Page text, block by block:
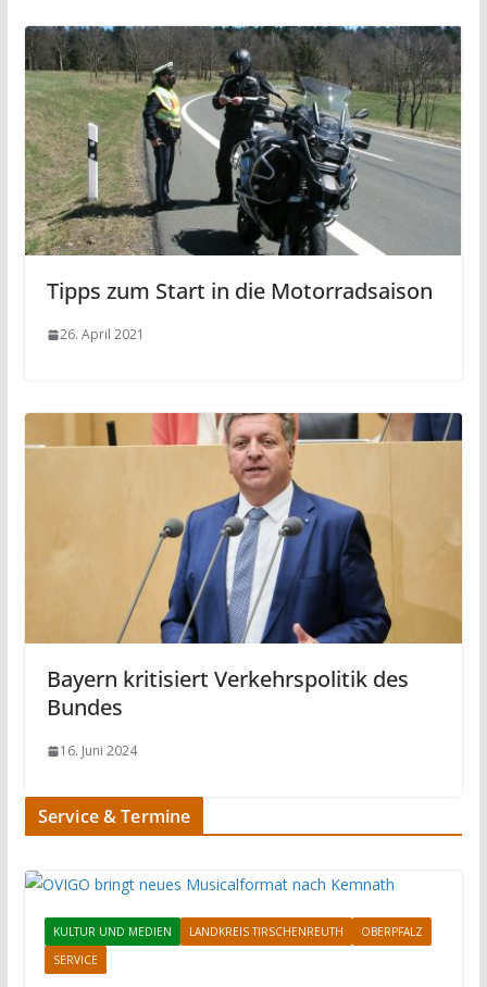
Tipps zum Start in die Motorradsaison
26. April 2021
Bayern kritisiert Verkehrspolitik des
Bundes
16. Juni 2024
Service & Termine
KULTUR UND MEDIEN LANDKREIS TIRSCHENREUTH
OBERPFALZ
SERVICE